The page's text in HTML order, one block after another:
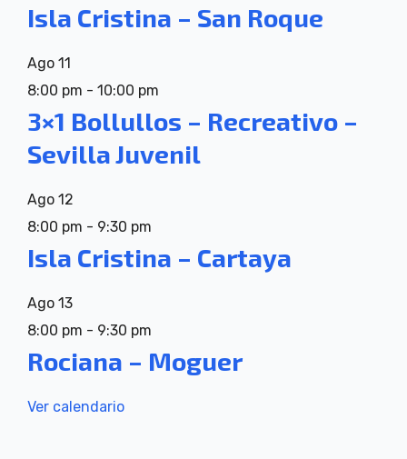
Isla Cristina – San Roque
Ago 11
8:00 pm - 10:00 pm
3×1 Bollullos – Recreativo –
Sevilla Juvenil
Ago 12
8:00 pm - 9:30 pm
Isla Cristina – Cartaya
Ago 13
8:00 pm - 9:30 pm
Rociana – Moguer
Ver calendario